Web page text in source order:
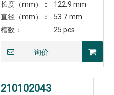
长度（mm）：
122.9 mm
直径（mm）：
53.7 mm
槽数：
25 pcs
询价
210102043